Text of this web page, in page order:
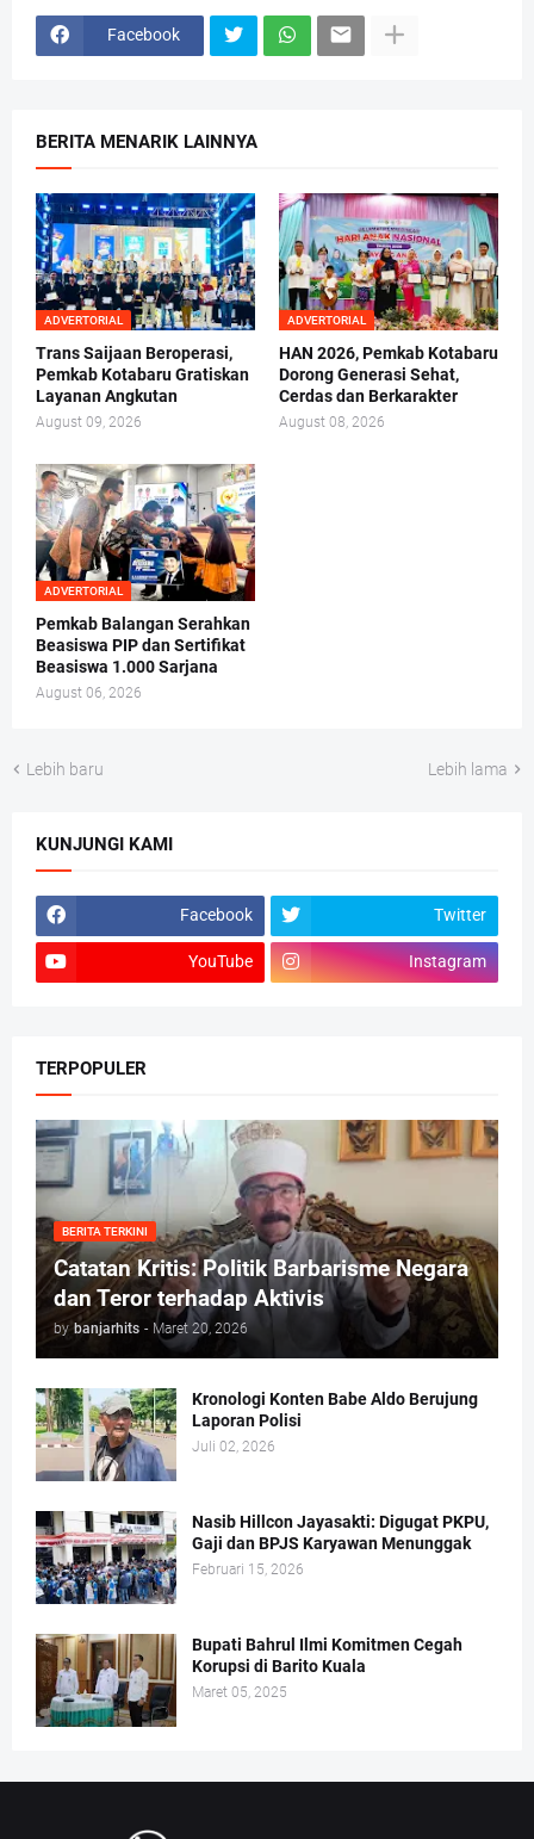
Facebook
BERITA MENARIK LAINNYA
ADVERTORIAL
Trans Saijaan Beroperasi,
Pemkab Kotabaru Gratiskan
Layanan Angkutan
August 09, 2026
ADVERTORIAL
HAN 2026, Pemkab Kotabaru
Dorong Generasi Sehat,
Cerdas dan Berkarakter
August 08, 2026
ADVERTORIAL
Pemkab Balangan Serahkan
Beasiswa PIP dan Sertifikat
Beasiswa 1.000 Sarjana
August 06, 2026
Lebih baru Lebih lama
KUNJUNGI KAMI
Facebook Twitter
YouTube Instagram
TERPOPULER
BERITA TERKINI
Catatan Kritis: Politik Barbarisme Negara
dan Teror terhadap Aktivis
by banjarhits - Maret 20, 2026
Kronologi Konten Babe Aldo Berujung
Laporan Polisi
Juli 02, 2026
Nasib Hillcon Jayasakti: Digugat PKPU,
Gaji dan BPJS Karyawan Menunggak
Februari 15, 2026
Bupati Bahrul Ilmi Komitmen Cegah
Korupsi di Barito Kuala
Maret 05, 2025